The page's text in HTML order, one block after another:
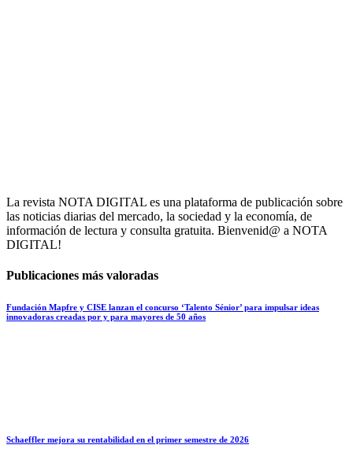
La revista NOTA DIGITAL es una plataforma de publicación sobre
las noticias diarias del mercado, la sociedad y la economía, de
información de lectura y consulta gratuita. Bienvenid@ a NOTA
DIGITAL!
Publicaciones más valoradas
Fundación Mapfre y CISE lanzan el concurso ‘Talento Sénior’ para impulsar ideas
innovadoras creadas por y para mayores de 50 años
Schaeffler mejora su rentabilidad en el primer semestre de 2026